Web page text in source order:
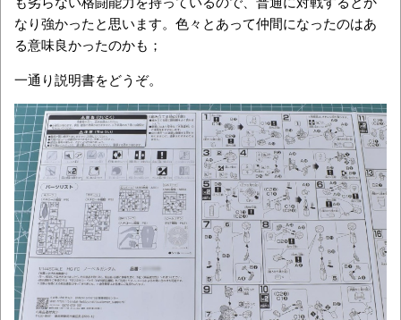
なり強かったと思います。色々とあって仲間になったのはあ
る意味良かったのかも；
一通り説明書をどうぞ。